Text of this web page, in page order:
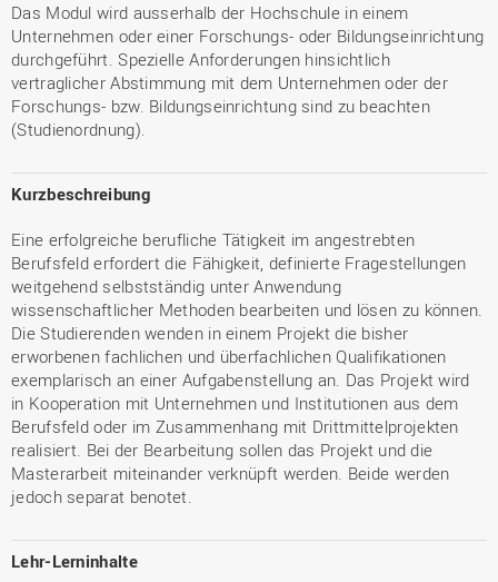
Das Modul wird ausserhalb der Hochschule in einem
Unternehmen oder einer Forschungs- oder Bildungseinrichtung
durchgeführt. Spezielle Anforderungen hinsichtlich
vertraglicher Abstimmung mit dem Unternehmen oder der
Forschungs- bzw. Bildungseinrichtung sind zu beachten
(Studienordnung).
Kurzbeschreibung
Eine erfolgreiche berufliche Tätigkeit im angestrebten
Berufsfeld erfordert die Fähigkeit, definierte Fragestellungen
weitgehend selbstständig unter Anwendung
wissenschaftlicher Methoden bearbeiten und lösen zu können.
Die Studierenden wenden in einem Projekt die bisher
erworbenen fachlichen und überfachlichen Qualifikationen
exemplarisch an einer Aufgabenstellung an. Das Projekt wird
in Kooperation mit Unternehmen und Institutionen aus dem
Berufsfeld oder im Zusammenhang mit Drittmittelprojekten
realisiert. Bei der Bearbeitung sollen das Projekt und die
Masterarbeit miteinander verknüpft werden. Beide werden
jedoch separat benotet.
Lehr-Lerninhalte